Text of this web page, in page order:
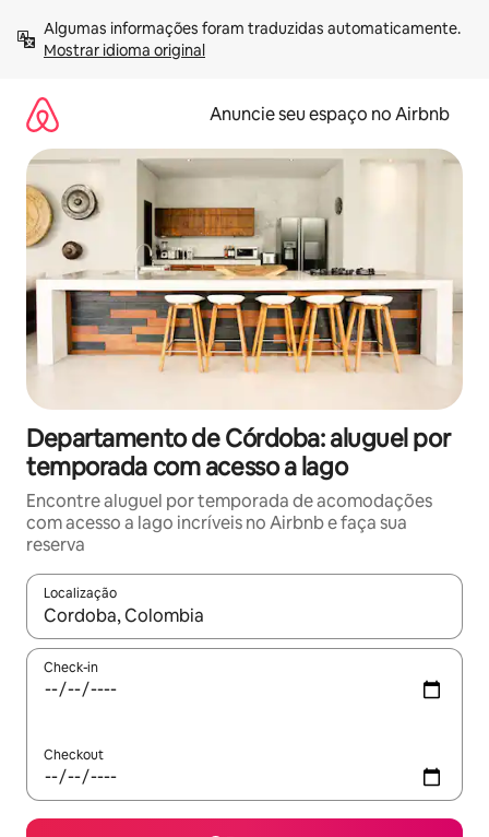
para
Mostrar idioma original
Anuncie seu espaço no Airbnb
Departamento de Córdoba: aluguel por
temporada com acesso a lago
Encontre aluguel por temporada de acomodações
com acesso a lago incríveis no Airbnb e faça sua
reserva
Localização
Quando os resultados estiverem disponíveis, explore-os
Check-in
Checkout